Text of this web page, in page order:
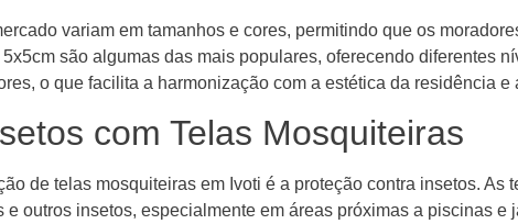
variam em tamanhos e cores, permitindo que os
são algumas das mais populares, oferecendo diferentes
o que facilita a harmonização com a estética da residência e
com Telas Mosquiteiras
de telas mosquiteiras em Ivoti é a proteção contra insetos. As
outros insetos, especialmente em áreas próximas a piscinas